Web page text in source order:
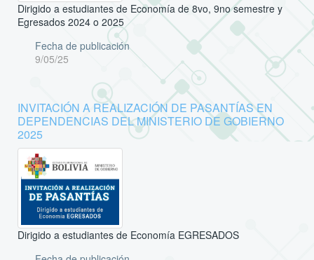
Dirigido a estudiantes de Economía de 8vo, 9no semestre y
Egresados 2024 o 2025
Fecha de publicación
9/05/25
INVITACIÓN A REALIZACIÓN DE PASANTÍAS EN
DEPENDENCIAS DEL MINISTERIO DE GOBIERNO
2025
Dirigido a estudiantes de Economía EGRESADOS